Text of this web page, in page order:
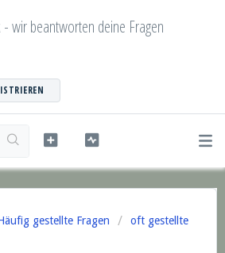
- wir beantworten deine Fragen
gestellte Fragen
oft gestellte